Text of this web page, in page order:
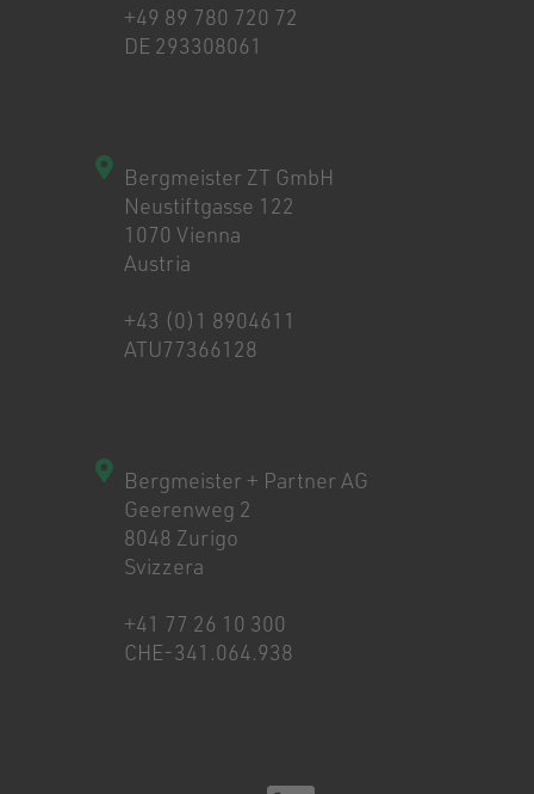
+49 89 780 720 72
DE 293308061
Bergmeister ZT GmbH
Neustiftgasse 122
1070 Vienna
Austria
+43 (0)1 8904611
ATU77366128
Bergmeister + Partner AG
Geerenweg 2
8048 Zurigo
Svizzera
+41 77 26 10 300
CHE-341.064.938